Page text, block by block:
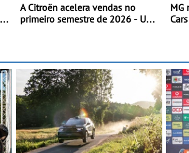
A Citroën acelera vendas no
primeiro semestre de 2026 - Uma
MG